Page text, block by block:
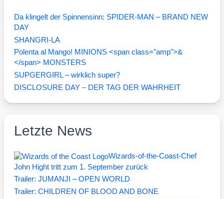
Da klingelt der Spinnensinn: SPIDER-MAN – BRAND NEW
DAY
SHANGRI-LA
Polenta al Mango! MINIONS <span class="amp">&
</span> MONSTERS
SUPGERGIRL – wirklich super?
DISCLOSURE DAY – DER TAG DER WAHRHEIT
Letzte News
Wizards-of-the-Coast-Chef
John Hight tritt zum 1. September zurück
Trailer: JUMANJI – OPEN WORLD
Trailer: CHILDREN OF BLOOD AND BONE